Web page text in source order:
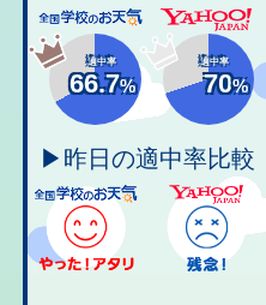
適中率
66.7%
適中率
70%
▶昨日の適中率比較